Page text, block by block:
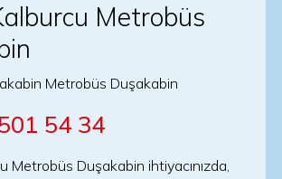
Metrobüs
54 34
Metrobüs Duşakabin ihtiyacınızda,